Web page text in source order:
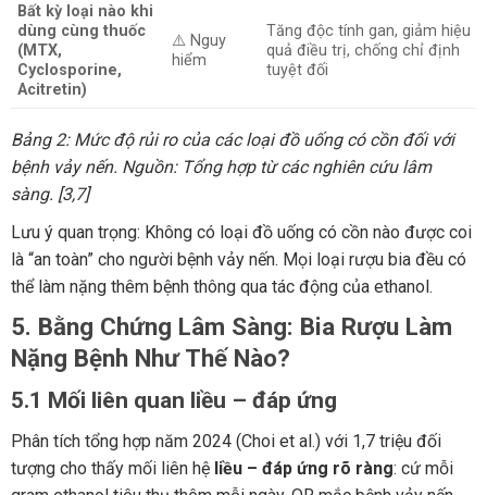
Bất kỳ loại nào khi
dùng cùng thuốc
(MTX,
Cyclosporine,
Acitretin)
⚠️ Nguy
hiểm
Tăng độc tính gan, giảm hiệu
quả điều trị, chống chỉ định
tuyệt đối
Bảng 2: Mức độ rủi ro của các loại đồ uống có cồn đối với
bệnh vảy nến. Nguồn: Tổng hợp từ các nghiên cứu lâm
sàng. [3,7]
Lưu ý quan trọng: Không có loại đồ uống có cồn nào được coi
là “an toàn” cho người bệnh vảy nến. Mọi loại rượu bia đều có
thể làm nặng thêm bệnh thông qua tác động của ethanol.
5. Bằng Chứng Lâm Sàng: Bia Rượu Làm
Nặng Bệnh Như Thế Nào?
5.1 Mối liên quan liều – đáp ứng
Phân tích tổng hợp năm 2024 (Choi et al.) với 1,7 triệu đối
tượng cho thấy mối liên hệ liều – đáp ứng rõ ràng: cứ mỗi